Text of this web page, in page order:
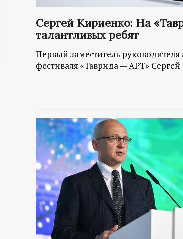
ц
и
о
н
ы
й
п
о
р
Сергей Кириенко: На
талантливых ребят
Первый заместитель
фестиваля «Таврида — АРТ»